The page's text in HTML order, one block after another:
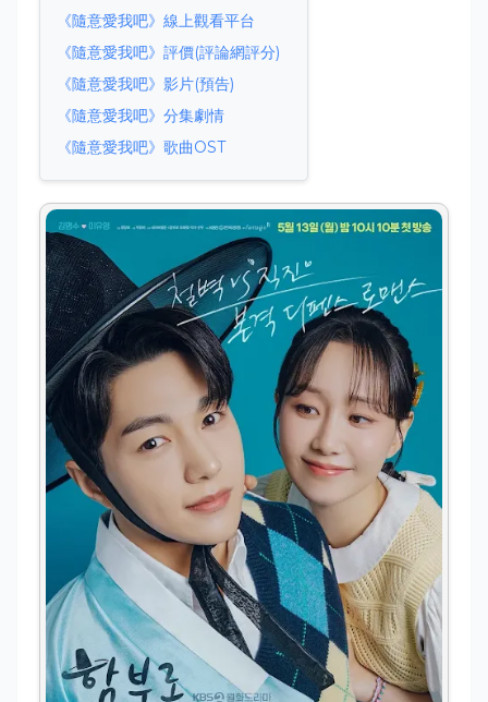
《隨意愛我吧》線上觀看平台
《隨意愛我吧》評價(評論網評分)
《隨意愛我吧》影片(預告)
《隨意愛我吧》分集劇情
《隨意愛我吧》歌曲OST